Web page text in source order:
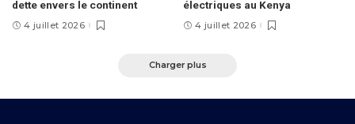
dette envers le continent
4 juillet 2026
électriques au Kenya
4 juillet 2026
Charger plus